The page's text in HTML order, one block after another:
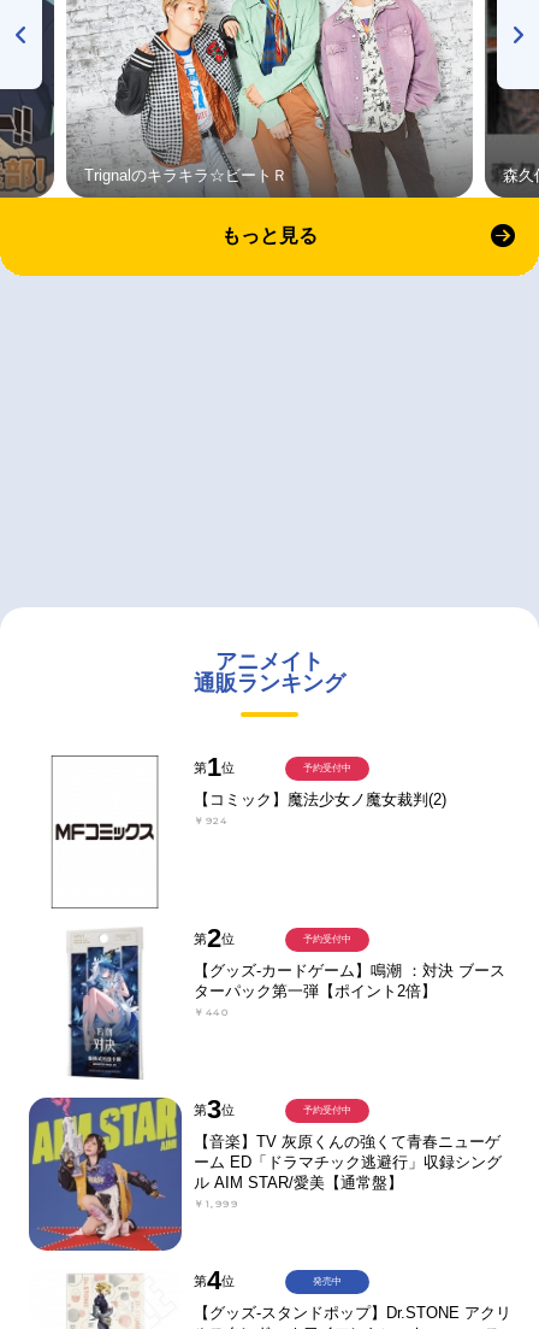
Trignalのキラキラ☆ビートＲ 森久
もっと見る
アニメイト
通販ランキング
第1位
【コミック】魔法少女ノ魔女裁判(2)
￥924
予約受付中
第2位
【グッズ-カードゲーム】鳴潮 ：対決 ブース
ターパック第一弾【ポイント2倍】
￥440
予約受付中
第3位
【音楽】TV 灰原くんの強くて青春ニューゲ
ーム ED「ドラマチック逃避行」収録シング
ル AIM STAR/愛美【通常盤】
￥1,999
予約受付中
第4位
【グッズ-スタンドポップ】Dr.STONE アクリ
発売中